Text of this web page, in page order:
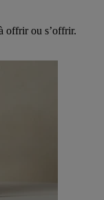
offrir ou s’offrir.